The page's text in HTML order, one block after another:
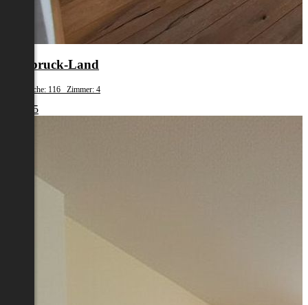
Innsbruck-Land
Wohnfläche: 116 Zimmer: 4
€ 1.945